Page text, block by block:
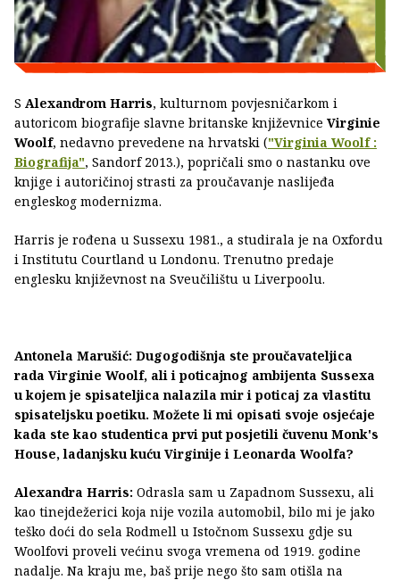
S Alexandrom Harris, kulturnom povjesničarkom i
autoricom biografije slavne britanske književnice Virginie
Woolf, nedavno prevedene na hrvatski ("Virginia Woolf :
Biografija", Sandorf 2013.), popričali smo o nastanku ove
knjige i autoričinoj strasti za proučavanje naslijeđa
engleskog modernizma.
Harris je rođena u Sussexu 1981., a studirala je na Oxfordu
i Institutu Courtland u Londonu. Trenutno predaje
englesku književnost na Sveučilištu u Liverpoolu.
Antonela Marušić: Dugogodišnja ste proučavateljica
rada Virginie Woolf, ali i poticajnog ambijenta Sussexa
u kojem je spisateljica nalazila mir i poticaj za vlastitu
spisateljsku poetiku. Možete li mi opisati svoje osjećaje
kada ste kao studentica prvi put posjetili čuvenu Monk's
House, ladanjsku kuću Virginije i Leonarda Woolfa?
Alexandra Harris: Odrasla sam u Zapadnom Sussexu, ali
kao tinejdežerici koja nije vozila automobil, bilo mi je jako
teško doći do sela Rodmell u Istočnom Sussexu gdje su
Woolfovi proveli većinu svoga vremena od 1919. godine
nadalje. Na kraju me, baš prije nego što sam otišla na